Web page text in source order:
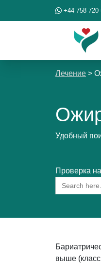
+44 758 720
Лечение >
Удобный
Проверка
Search
for:
выше